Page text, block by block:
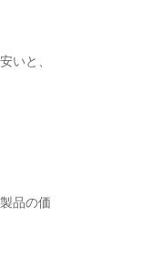
いと、
品の価